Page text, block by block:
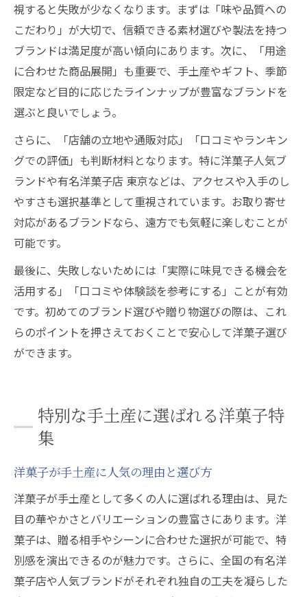
視すると失敗が少なくなります。まずは「味や品質への
こだわり」が大切で、信頼できる素材選びや製法を持つ
ブランドは満足度が高い傾向にあります。次に、「用途
に合わせた商品展開」も重要で、手土産やギフト、季節
限定など目的に応じたラインナップが豊富なブランドを
選ぶと良いでしょう。
さらに、「店舗の立地や通販対応」「口コミやランキン
グでの評価」も判断材料となります。特に洋菓子人気ブ
ランドや有名洋菓子店 東京などは、アクセスや入手のし
やすさも選択基準として重視されています。お取り寄せ
対応があるブランドなら、遠方でも気軽に楽しむことが
可能です。
最後に、失敗しないためには「実際に味見できる機会を
活用する」「口コミや体験談を参考にする」ことが有効
です。初めてのブランド選びや贈り物選びの際は、これ
らのポイントを押さえておくことで安心して洋菓子選び
ができます。
特別な手土産に選ばれる洋菓子特
集
洋菓子が手土産に人気の理由と選び方
洋菓子が手土産として多くの人に選ばれる理由は、見た
目の華やかさとバリエーションの豊富さにあります。洋
菓子は、贈る相手やシーンに合わせた選択が可能で、特
別感を演出できるのが魅力です。さらに、全国の有名洋
菓子店や人気ブランドがそれぞれ独自の工夫を凝らした